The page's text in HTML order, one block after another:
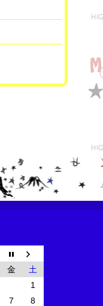
金
土
1
7
8